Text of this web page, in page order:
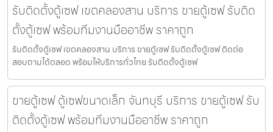
รับติดตั้งตู้เซฟ เขตคลองสาน บริการ ขายตู้เซฟ รับติด
ตั้งตู้เซฟ พร้อมทีมงานมืออาชีพ ราคาถูก
รับติดตั้งตู้เซฟ เขตคลองสาน บริการ ขายตู้เซฟ รับติดตั้งตู้เซฟ ติดต่อ
สอบถามได้ตลอด พร้อมให้บริการทั่วไทย รับติดตั้งตู้เซฟ
ขายตู้เซฟ ตู้เซฟขนาดเล็ก จันทบุรี บริการ ขายตู้เซฟ รับ
ติดตั้งตู้เซฟ พร้อมทีมงานมืออาชีพ ราคาถูก